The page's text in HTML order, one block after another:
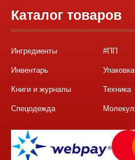
Каталог товаров
Ингредиенты #ПП
Инвентарь
Книги и журналы Техника
Спецодежда